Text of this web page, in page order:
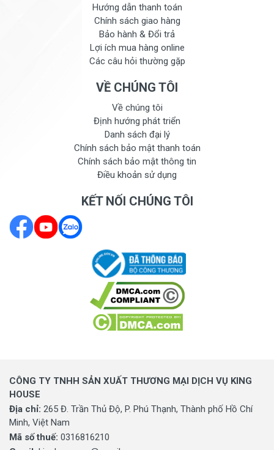
Hướng dẫn thanh toán
Chính sách giao hàng
Bảo hành & Đổi trả
Lợi ích mua hàng online
Các câu hỏi thường gặp
VỀ CHÚNG TÔI
Về chúng tôi
Định hướng phát triển
Danh sách đại lý
Chính sách bảo mật thanh toán
Chính sách bảo mật thông tin
Điều khoản sử dụng
KẾT NỐI CHÚNG TÔI
CÔNG TY TNHH SẢN XUẤT THƯƠNG MẠI DỊCH VỤ KING
HOUSE
Địa chỉ: 265 Đ. Trần Thủ Độ, P. Phú Thạnh, Thành phố Hồ Chí
Minh, Việt Nam
Mã số thuế: 0316816210